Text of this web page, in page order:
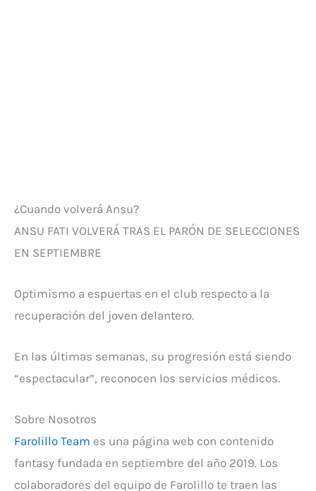
¿Cuando volverá Ansu?
ANSU FATI VOLVERÁ TRAS EL PARÓN DE SELECCIONES
EN SEPTIEMBRE
Optimismo a espuertas en el club respecto a la
recuperación del joven delantero.
En las últimas semanas, su progresión está siendo
“espectacular”, reconocen los servicios médicos.
Sobre Nosotros
Farolillo Team es una página web con contenido
fantasy fundada en septiembre del año 2019. Los
colaboradores del equipo de Farolillo te traen las